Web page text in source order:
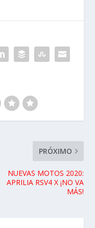
PRÓXIMO
NUEVAS MOTOS 2020:
APRILIA RSV4 X ¡NO VA
MÁS!